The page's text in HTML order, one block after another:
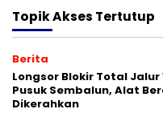
TopikAkses Tertutup
Berita
Longsor Blokir Total
Pusuk Sembalun, Alat
Dikerahkan